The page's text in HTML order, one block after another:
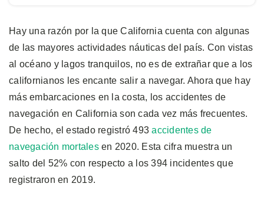
Hay una razón por la que California cuenta con algunas
de las mayores actividades náuticas del país. Con vistas
al océano y lagos tranquilos, no es de extrañar que a los
californianos les encante salir a navegar. Ahora que hay
más embarcaciones en la costa, los accidentes de
navegación en California son cada vez más frecuentes.
De hecho, el estado registró 493accidentes de
navegación mortalesen 2020. Esta cifra muestra un
salto del 52% con respecto a los 394 incidentes que
registraron en 2019.